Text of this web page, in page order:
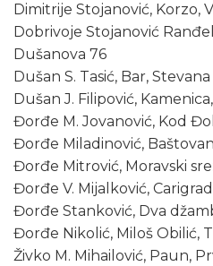
Dimitrije Stojanović, Korzo,
Dobrivoje Stojanović
Dušanova 76
Dušan S. Tasić, Bar, Stevana
Dušan J. Filipović,
Đorđe M. Jovanović, Kod
Đorđe Miladinović,
Đorđe Mitrović, Moravski
Đorđe V. Mijalković,
Đorđe Stanković, Dva
Đorđe Nikolić, Miloš Obilić,
Živko M. Mihailović, Paun,